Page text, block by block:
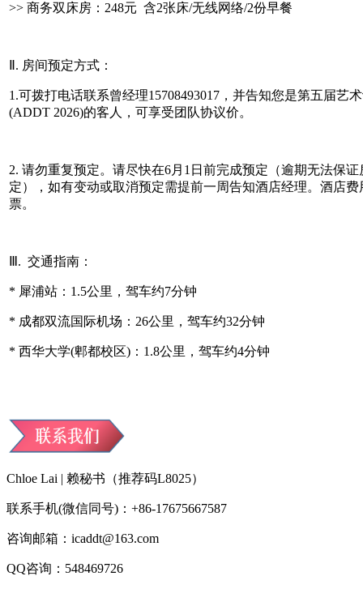
>> 商务双床房：248元 含2张床/无线网络/2份早餐
Ⅱ. 房间预定方式：
1.可拨打电话联系曾经理15708493017，并告知您是第五届艺
(ADDT 2026)的客人，可享受团队协议价。
2. 请勿重复预定。请尽快在6月1日前完成预定（逾期无法保
定），如有变动或取消预定需提前一周告知酒店经理。酒店
票。
Ⅲ. 交通指南：
* 犀浦站：1.5公里，驾车约7分钟
* 成都双流国际机场：26公里，驾车约32分钟
* 西华大学(郫都校区)：1.8公里，驾车约4分钟
Chloe Lai | 赖秘书（推荐码L8025）
联系手机(微信同号)：+86-17675667587
咨询邮箱：icaddt@163.com
QQ咨询：548469726